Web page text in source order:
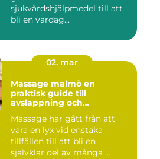
sjukvårdshjälpmedel till att
bli en vardag...
02. mar
Massage malmö en
praktisk guide till
avslappning och
Massage har gått från att
vara en lyx vid enstaka
tillfällen till att bli en
självklar del av många ...